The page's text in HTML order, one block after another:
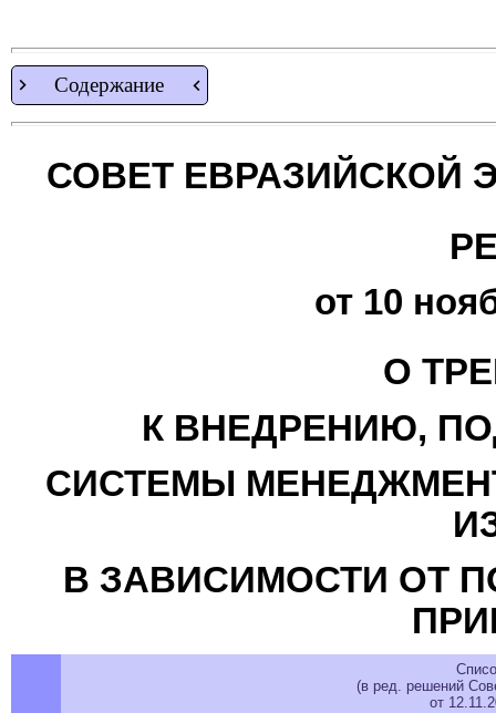
Содержание
СОВЕТ ЕВРАЗИЙСКОЙ
от 10
О
К ВНЕДРЕНИЮ,
СИСТЕМЫ
В ЗАВИСИМОСТИ ОТ
(в ред. решений
от